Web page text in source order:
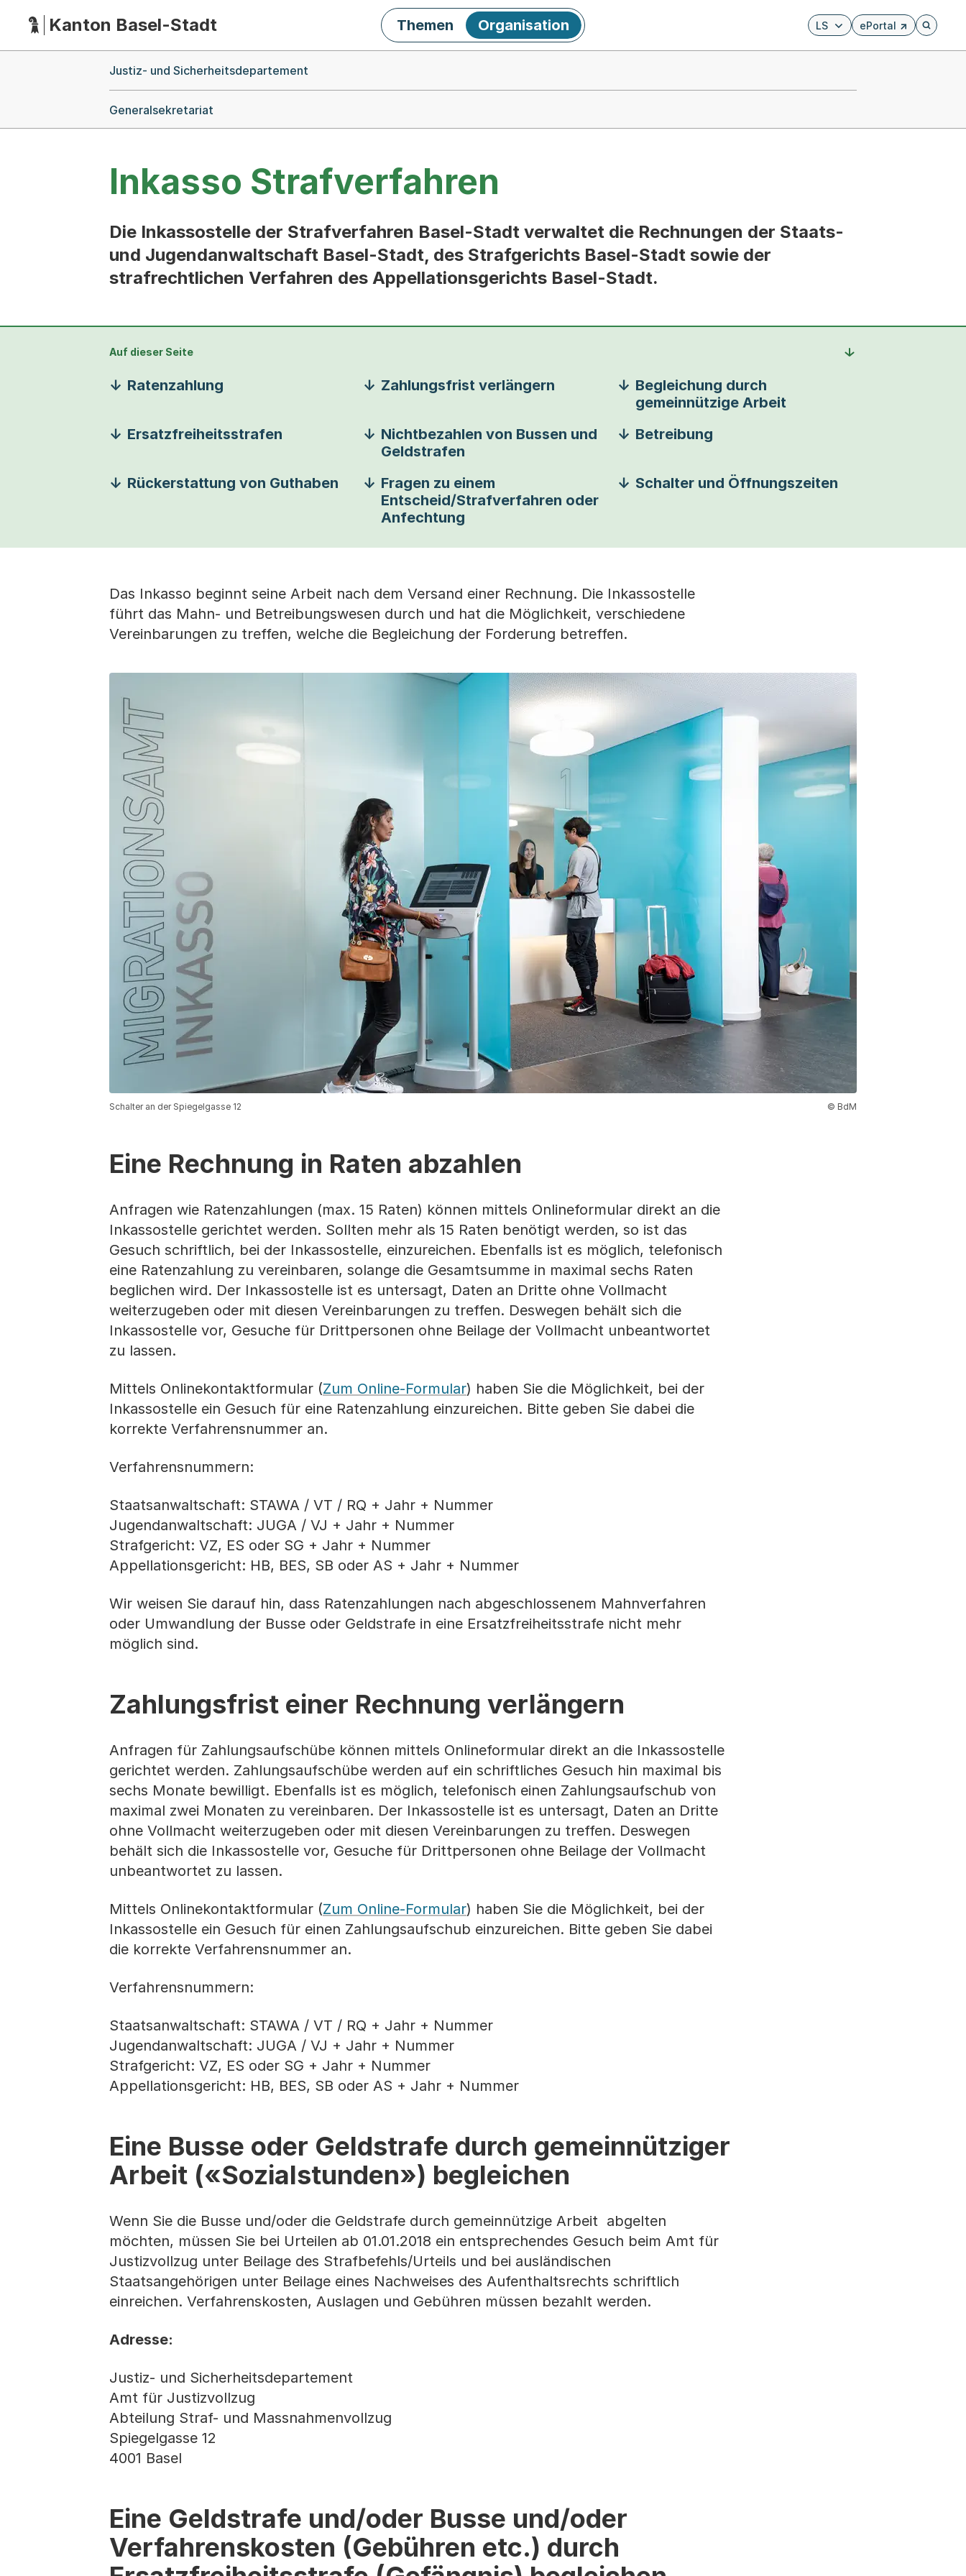
HauptnavigationKanton Basel-Stadt LS ePortal
Externer Link, wird in
Öffnet
Themen Organisation
Justiz- und Sicherheitsdepartement
Generalsekretariat
Inkasso Strafverfahren
Die Inkassostelle der Strafverfahren Basel-Stadt verwaltet die Rechnungen der Staats-
und Jugendanwaltschaft Basel-Stadt, des Strafgerichts Basel-Stadt sowie der
strafrechtlichen Verfahren des Appellationsgerichts Basel-Stadt.
Auf dieser Seite
Ratenzahlung Zahlungsfrist verlängern
Begleichung durch
gemeinnützige Arbeit
Ersatzfreiheitsstrafen
Nichtbezahlen von Bussen und
Geldstrafen
Betreibung
Rückerstattung von Guthaben
Fragen zu einem
Entscheid/Strafverfahren oder
Anfechtung
Schalter und Öffnungszeiten
Das Inkasso beginnt seine Arbeit nach dem Versand einer Rechnung. Die Inkassostelle
führt das Mahn- und Betreibungswesen durch und hat die Möglichkeit, verschiedene
Vereinbarungen zu treffen, welche die Begleichung der Forderung betreffen.
Schalter an der Spiegelgasse 12 © BdM
Eine Rechnung in Raten abzahlen
Anfragen wie Ratenzahlungen (max. 15 Raten) können mittels Onlineformular direkt an die
Inkassostelle gerichtet werden. Sollten mehr als 15 Raten benötigt werden, so ist das
Gesuch schriftlich, bei der Inkassostelle, einzureichen. Ebenfalls ist es möglich, telefonisch
eine Ratenzahlung zu vereinbaren, solange die Gesamtsumme in maximal sechs Raten
beglichen wird. Der Inkassostelle ist es untersagt, Daten an Dritte ohne Vollmacht
weiterzugeben oder mit diesen Vereinbarungen zu treffen. Deswegen behält sich die
Inkassostelle vor, Gesuche für Drittpersonen ohne Beilage der Vollmacht unbeantwortet
zu lassen.
Mittels Onlinekontaktformular (Zum Online-Formular) haben Sie die Möglichkeit, bei der
Inkassostelle ein Gesuch für eine Ratenzahlung einzureichen. Bitte geben Sie dabei die
korrekte Verfahrensnummer an.
Verfahrensnummern:
Staatsanwaltschaft: STAWA / VT / RQ + Jahr + Nummer
Jugendanwaltschaft: JUGA / VJ + Jahr + Nummer
Strafgericht: VZ, ES oder SG + Jahr + Nummer
Appellationsgericht: HB, BES, SB oder AS + Jahr + Nummer
Wir weisen Sie darauf hin, dass Ratenzahlungen nach abge­schlossenem Mahnverfahren
oder Umwandlung der Busse oder Geldstrafe in eine Ersatzfreiheitsstrafe nicht mehr
mög­lich sind.
Zahlungsfrist einer Rechnung verlängern
Anfragen für Zahlungsaufschübe können mittels Onlineformular direkt an die Inkassostelle
gerichtet werden. Zahlungsaufschübe werden auf ein schriftliches Gesuch hin maximal bis
sechs Monate bewilligt. Ebenfalls ist es möglich, telefonisch einen Zahlungsaufschub von
maximal zwei Monaten zu vereinbaren. Der Inkassostelle ist es untersagt, Daten an Dritte
ohne Vollmacht weiterzugeben oder mit diesen Vereinbarungen zu treffen. Deswegen
behält sich die Inkassostelle vor, Gesuche für Drittpersonen ohne Beilage der Vollmacht
unbeantwortet zu lassen.
Mittels Onlinekontaktformular (Zum Online-Formular) haben Sie die Möglichkeit, bei der
Inkassostelle ein Gesuch für einen Zahlungsaufschub einzureichen. Bitte geben Sie dabei
die korrekte Verfahrensnummer an.
Verfahrensnummern:
Staatsanwaltschaft: STAWA / VT / RQ + Jahr + Nummer
Jugendanwaltschaft: JUGA / VJ + Jahr + Nummer
Strafgericht: VZ, ES oder SG + Jahr + Nummer
Appellationsgericht: HB, BES, SB oder AS + Jahr + Nummer
Eine Busse oder Geldstrafe durch gemeinnütziger
Arbeit («Sozialstunden») begleichen
Wenn Sie die Busse und/oder die Geldstrafe durch gemeinnützige Arbeit abgelten
möchten, müssen Sie bei Urteilen ab 01.01.2018 ein entsprechendes Gesuch beim Amt für
Justizvollzug unter Beilage des Strafbefehls/Urteils und bei ausländischen
Staatsangehörigen unter Beilage eines Nachweises des Aufenthaltsrechts schriftlich
einreichen. Verfahrenskosten, Auslagen und Gebühren müssen bezahlt werden.
Adresse:
Justiz- und Sicherheitsdepartement
Amt für Justizvollzug
Abteilung Straf- und Massnahmenvollzug
Spiegelgasse 12
4001 Basel
Eine Geldstrafe und/oder Busse und/oder
Verfahrenskosten (Gebühren etc.) durch